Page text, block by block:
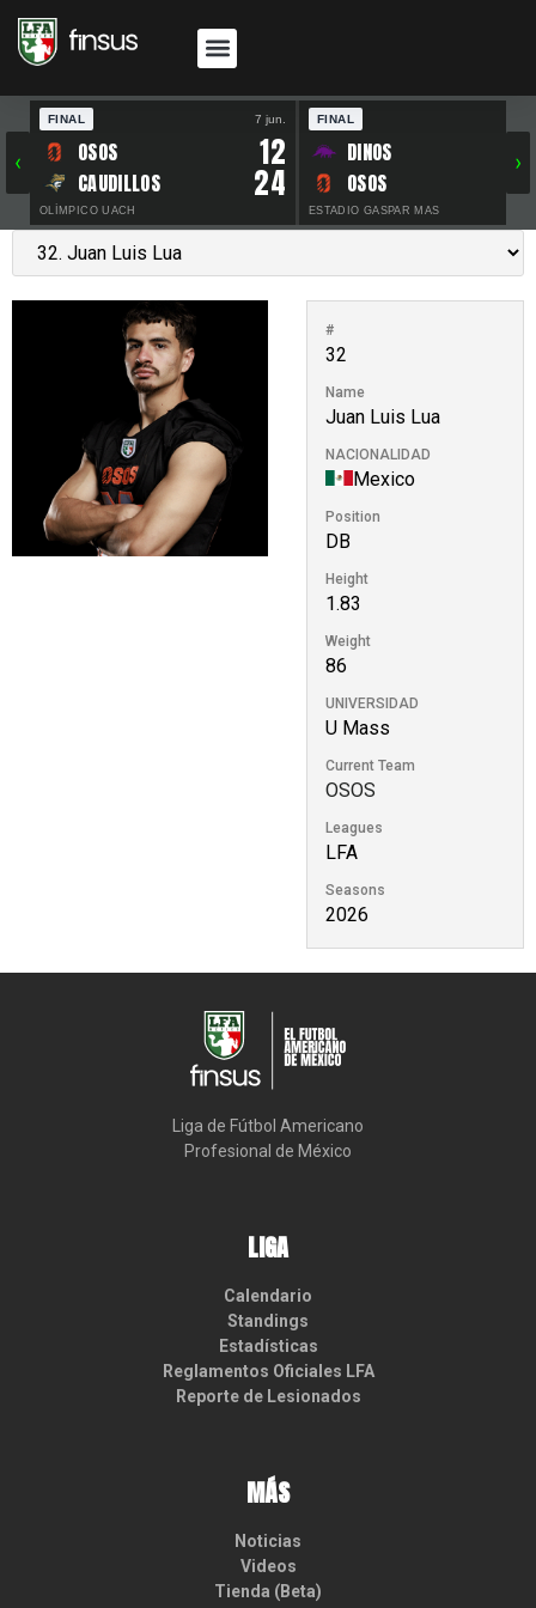
‹
FINAL 7 jun.
OSOS 12
CAUDILLOS 24
OLÍMPICO UACH
FINAL
DINOS
OSOS
ESTADIO GASPAR MAS
›
#
32
Name
Juan Luis Lua
NACIONALIDAD
Mexico
Position
DB
Height
1.83
Weight
86
UNIVERSIDAD
U Mass
Current Team
OSOS
Leagues
LFA
Seasons
2026
Liga de Fútbol Americano
Profesional de México
LIGA
Calendario
Standings
Estadísticas
Reglamentos Oficiales LFA
Reporte de Lesionados
MÁS
Noticias
Videos
Tienda (Beta)